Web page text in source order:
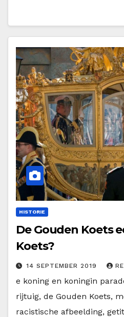
HISTORIE
De Gouden Koets
Koets?
14 SEPTEMBER 2019
e koning en koningin
rijtuig, de Gouden Koets,
racistische afbeelding,